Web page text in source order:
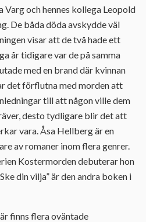
Varg och hennes kollega Leopold
De båda döda avskydde väl
visar att de två hade ett
år tidigare var de på samma
med en brand där kvinnan
det förflutna med morden att
till att någon ville dem
desto tydligare blir det att
vara. Åsa Hellberg är en
av romaner inom flera genrer.
Kostermorden debuterar hon
din vilja” är den andra boken i
finns flera oväntade